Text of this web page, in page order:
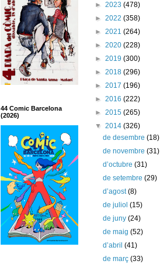
44 Comic Barcelona
(2026)
► 2023 (478)
► 2022 (358)
► 2021 (264)
► 2020 (228)
► 2019 (300)
► 2018 (296)
► 2017 (196)
► 2016 (222)
► 2015 (265)
▼ 2014 (326)
de desembre(18)
de novembre(31)
d’octubre(31)
de setembre(29)
d’agost(8)
de juliol(15)
de juny(24)
de maig(52)
d’abril(41)
de març(33)